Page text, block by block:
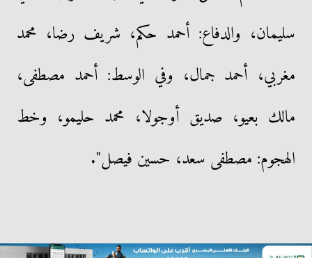
سليمان، والدفاع: أحمد حكم، شريف رضا، محمد
مغربي، أحمد جمال، وفي الوسط: أحمد مصطفى،
مالك بعيو، صديق أوجولا، محمد حليمو، وخط
الهجوم: مصطفى سعد، حسين فيصل".